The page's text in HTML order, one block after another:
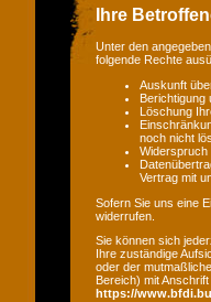
Ihre
Unter den
folgende Rechte
Auskunft
Berichtigung
Löschung
noch nicht
Widerspruch
Vertrag mit
Sofern Sie uns eine
widerrufen.
Sie können sich
Ihre zuständige
oder der
Bereich) mit
https://